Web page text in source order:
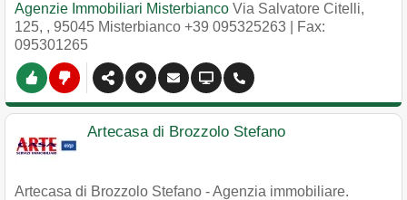
Agenzie Immobiliari Misterbianco Via Salvatore Citelli,
125, , 95045 Misterbianco +39 095325263 | Fax:
095301265
Artecasa di Brozzolo Stefano
Artecasa di Brozzolo Stefano - Agenzia immobiliare.